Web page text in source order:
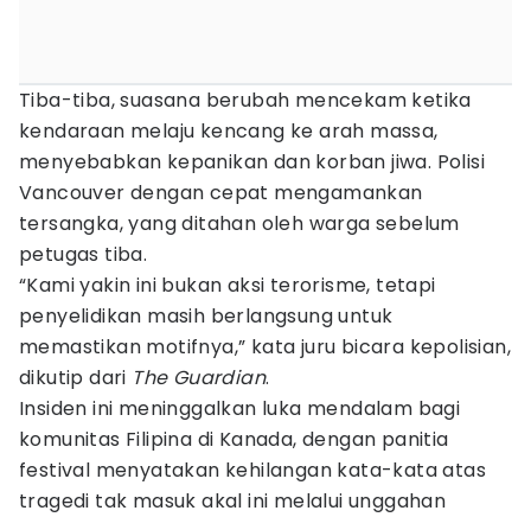
Tiba-tiba, suasana berubah mencekam ketika
kendaraan melaju kencang ke arah massa,
menyebabkan kepanikan dan korban jiwa. Polisi
Vancouver dengan cepat mengamankan
tersangka, yang ditahan oleh warga sebelum
petugas tiba.
“Kami yakin ini bukan aksi terorisme, tetapi
penyelidikan masih berlangsung untuk
memastikan motifnya,” kata juru bicara kepolisian,
dikutip dari The Guardian.
Insiden ini meninggalkan luka mendalam bagi
komunitas Filipina di Kanada, dengan panitia
festival menyatakan kehilangan kata-kata atas
tragedi tak masuk akal ini melalui unggahan